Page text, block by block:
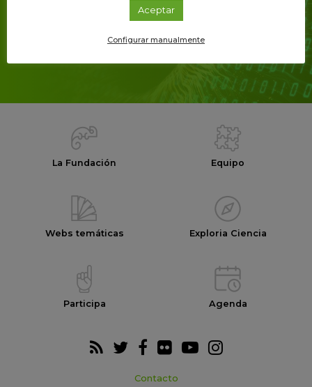
Suscríbete a nuestra
Newsletter
y recibe el mejor contenido de i+Descubre
La Fundación Equipo
Webs temáticas Exploria Ciencia
Participa Agenda
Contacto
Aceptar
Configurar manualmente